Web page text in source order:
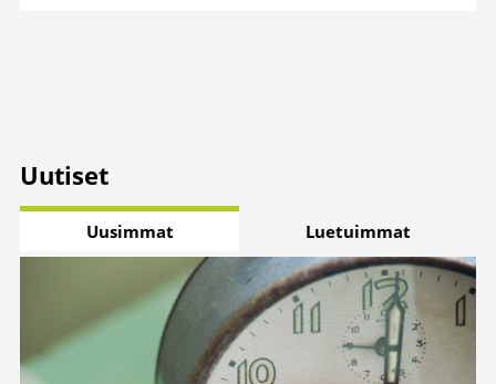
Uutiset
Uusimmat Luetuimmat